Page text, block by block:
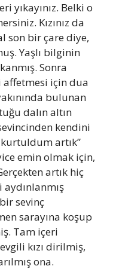
yıkayınız. Belki o
Kızınız da
son bir çare diye,
Yaşlı bilginin
Sonra
affetmesi için dua
bulunan
dalın altın
kendini
kurtuldum artık”
emin olmak için,
artık hiç
sevinç
sarayına koşup
Tam içeri
kızı dirilmiş,
ona.